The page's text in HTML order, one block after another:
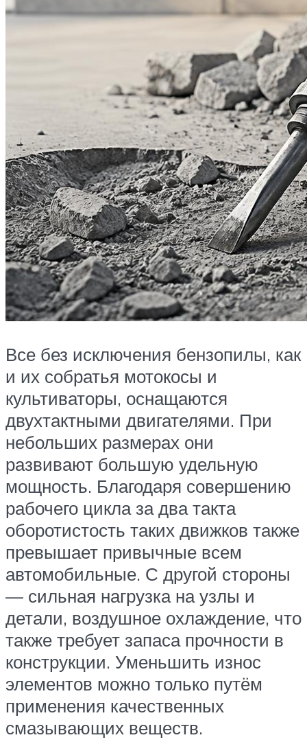
Все без исключения бензопилы, как
и их собратья мотокосы и
культиваторы, оснащаются
двухтактными двигателями. При
небольших размерах они
развивают большую удельную
мощность. Благодаря совершению
рабочего цикла за два такта
оборотистость таких движков также
превышает привычные всем
автомобильные. С другой стороны
— сильная нагрузка на узлы и
детали, воздушное охлаждение, что
также требует запаса прочности в
конструкции. Уменьшить износ
элементов можно только путём
применения качественных
смазывающих веществ.